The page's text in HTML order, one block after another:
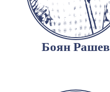
Боян Рашев